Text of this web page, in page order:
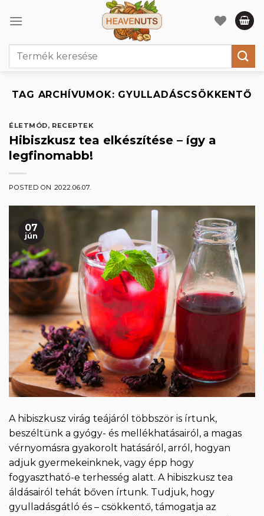
Keresés
TAG ARCHÍVUMOK: GYULLADÁSCSÖKKENTŐ
ÉLETMÓD, RECEPTEK
Hibiszkusz tea elkészítése – így a
legfinomabb!
POSTED ON 2022.06.07.
07
jún
A hibiszkusz virág teájáról többször is írtunk,
beszéltünk a gyógy- és mellékhatásairól, a magas
vérnyomásra gyakorolt hatásáról, arról, hogyan
adjuk gyermekeinknek, vagy épp hogy
fogyasztható-e terhesség alatt. A hibiszkusz tea
áldásairól tehát bőven írtunk. Tudjuk, hogy
gyulladásgátló és – csökkentő, támogatja az